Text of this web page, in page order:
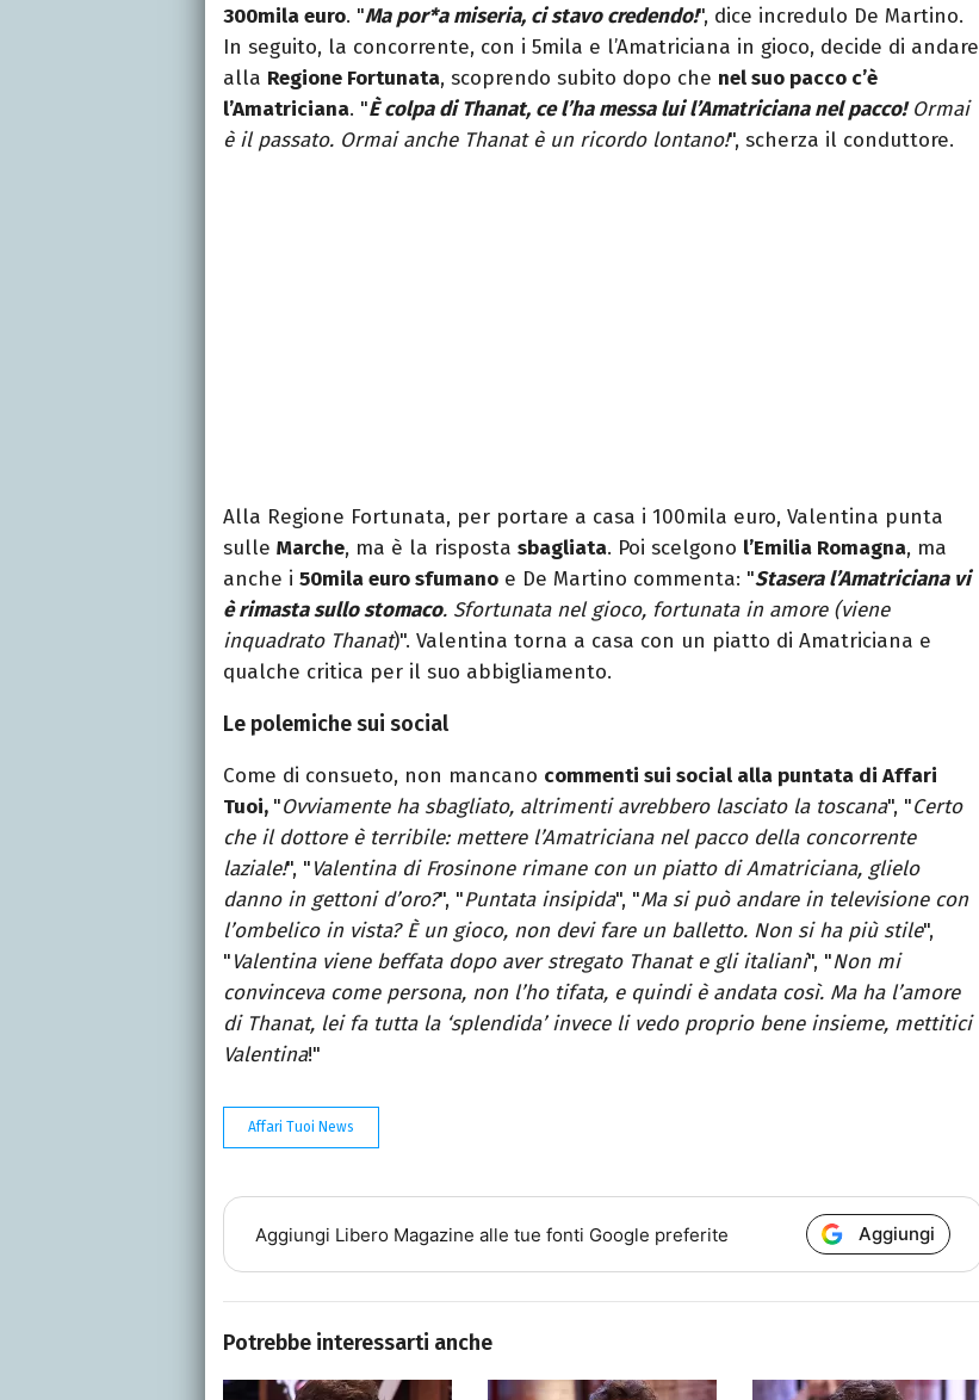
300mila euro. "Ma por*a miseria, ci stavo credendo!", dice incredulo De Martino.
In seguito, la concorrente, con i 5mila e l’Amatriciana in gioco, decide di andare
alla Regione Fortunata, scoprendo subito dopo che nel suo pacco c’è
l’Amatriciana. "È colpa di Thanat, ce l’ha messa lui l’Amatriciana nel pacco!Ormai
è il passato. Ormai anche Thanat è un ricordo lontano!", scherza il conduttore.
Alla Regione Fortunata, per portare a casa i 100mila euro, Valentina punta
sulle Marche, ma è la risposta sbagliata. Poi scelgono l’Emilia Romagna, ma
anche i 50mila euro sfumano e De Martino commenta: "Stasera l’Amatriciana vi
è rimasta sullo stomaco. Sfortunata nel gioco, fortunata in amore (viene
inquadrato Thanat)". Valentina torna a casa con un piatto di Amatriciana e
qualche critica per il suo abbigliamento.
Le polemiche sui social
Come di consueto, non mancano commenti sui social alla puntata di Affari
Tuoi, "Ovviamente ha sbagliato, altrimenti avrebbero lasciato la toscana", "Certo
che il dottore è terribile: mettere l’Amatriciana nel pacco della concorrente
laziale!", "Valentina di Frosinone rimane con un piatto di Amatriciana, glielo
danno in gettoni d’oro?", "Puntata insipida", "Ma si può andare in televisione con
l’ombelico in vista? È un gioco, non devi fare un balletto. Non si ha più stile",
"Valentina viene beffata dopo aver stregato Thanat e gli italiani", "Non mi
convinceva come persona, non l’ho tifata, e quindi è andata così. Ma ha l’amore
di Thanat, lei fa tutta la ‘splendida’ invece li vedo proprio bene insieme, mettitici
Valentina!"
Affari Tuoi News
Aggiungi Libero Magazine alle tue fonti Google preferite Aggiungi
Potrebbe interessarti anche